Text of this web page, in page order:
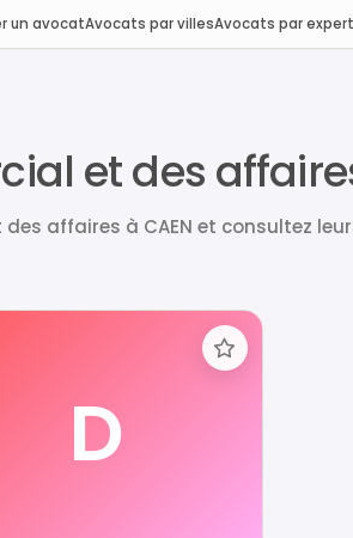
un avocatAvocats par villesAvocats par
et des
affaires à CAEN et consultez
D